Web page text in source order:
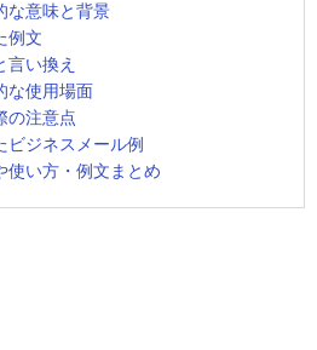
な意味と背景
例文
言い換え
な使用場面
の注意点
ビジネスメール例
使い方・例文まとめ